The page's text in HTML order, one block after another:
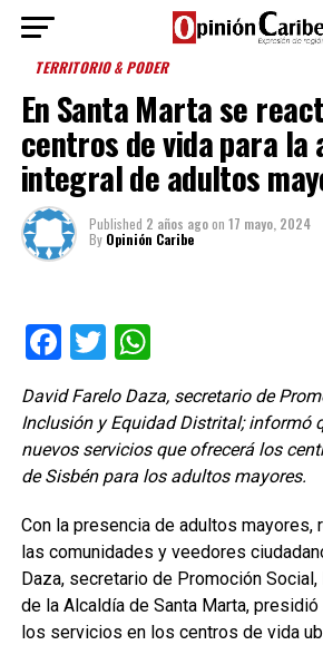
TERRITORIO & PODER
En Santa Marta se
centros de vida para la
integral de adultos
Published 2 años agoon 17 mayo, 2024
By Opinión Caribe
Facebook
TwitterWhatsApp
David Farelo Daza, secretario de
Inclusión y Equidad Distrital; informó
nuevos servicios que ofrecerá los
de Sisbén para los adultos mayores.
Con la presencia de adultos mayores,
las comunidades y veedores
Daza, secretario de Promoción
de la Alcaldía de Santa Marta,
los servicios en los centros de vida